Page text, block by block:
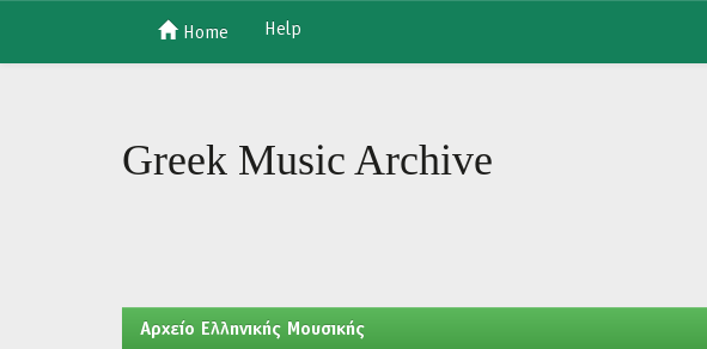
Home Help
Greek Music Archive
Aρχείο Ελληνικής Μουσικής